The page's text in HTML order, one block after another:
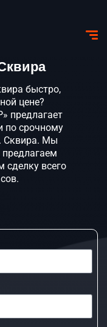
быстро,
цене?
предлагает
по срочному
Сквира. Мы
сделку всего